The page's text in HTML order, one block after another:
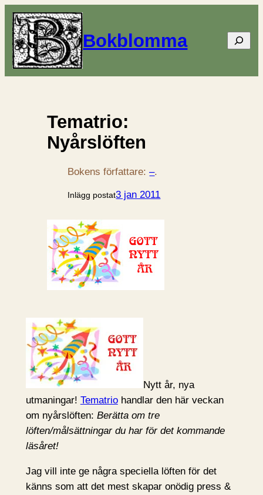
Bokblomma Sök
Tematrio:
Nyårslöften
Bokens författare:–.
Inlägg postat3 jan 2011
Nytt år, nya
utmaningar! Tematriohandlar den här veckan
om nyårslöften: Berätta om tre
löften/målsättningar du har för det kommande
läsåret!
Jag vill inte ge några speciella löften för det
känns som att det mest skapar onödig press &